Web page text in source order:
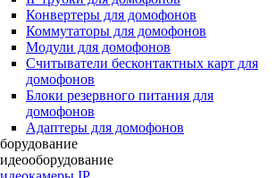
Конвертеры для домофонов
Коммутаторы для домофонов
Модули для домофонов
Считыватели бесконтактных карт для
домофонов
Блоки резервного питания для
домофонов
Адаптеры для домофонов